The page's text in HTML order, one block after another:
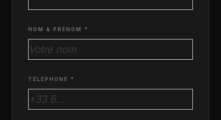
NOM & PRÉNOM *
TÉLÉPHONE *